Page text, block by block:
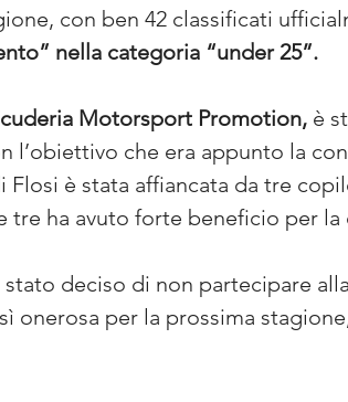
con ben 42 classificati
nella categoria “under 25”.
Motorsport Promotion, è
l’obiettivo che era appunto la
Flosi è stata affiancata da tre
tre ha avuto forte beneficio per la
deciso di non partecipare
onerosa per la prossima